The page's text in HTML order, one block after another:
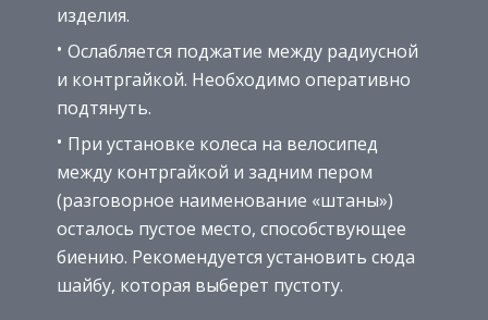
изделия.
Ослабляется поджатие между радиусной
и контргайкой. Необходимо оперативно
подтянуть.
При установке колеса на велосипед
между контргайкой и задним пером
(разговорное наименование «штаны»)
осталось пустое место, способствующее
биению. Рекомендуется установить сюда
шайбу, которая выберет пустоту.